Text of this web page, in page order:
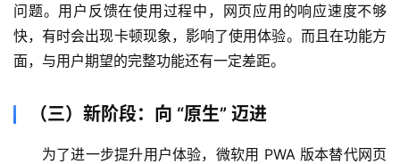
问题。用户反馈在使用过程中，网页应用的响应速度不够
快，有时会出现卡顿现象，影响了使用体验。而且在功能方
面，与用户期望的完整功能还有一定差距。
（三）新阶段：向 “原生” 迈进
为了进一步提升用户体验，微软用 PWA 版本替代网页